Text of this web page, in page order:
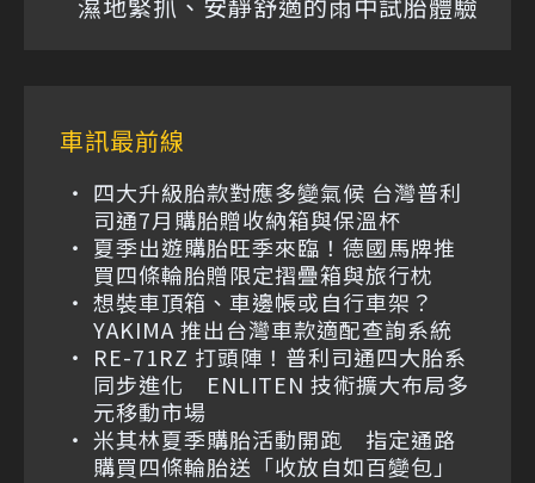
車訊最前線
四大升級胎款對應多變氣候 台灣普利
司通7月購胎贈收納箱與保溫杯
夏季出遊購胎旺季來臨！德國馬牌推
買四條輪胎贈限定摺疊箱與旅行枕
想裝車頂箱、車邊帳或自行車架？
YAKIMA 推出台灣車款適配查詢系統
RE-71RZ 打頭陣！普利司通四大胎系
同步進化 ENLITEN 技術擴大布局多
元移動市場
米其林夏季購胎活動開跑 指定通路
購買四條輪胎送「收放自如百變包」